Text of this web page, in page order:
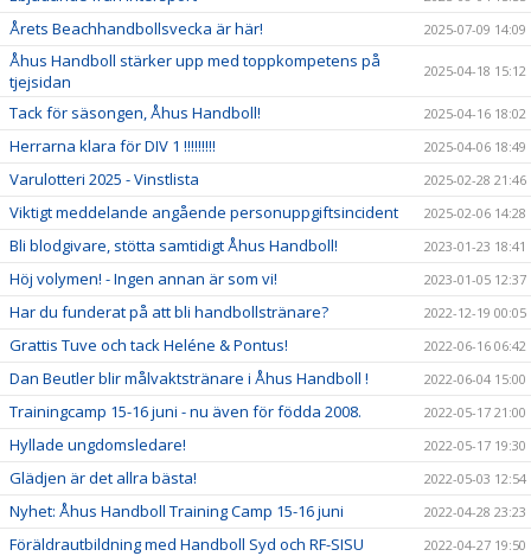
Årets Beachhandbollsvecka är här! 2025-07-09 14:09
Åhus Handboll stärker upp med toppkompetens på
tjejsidan
2025-04-18 15:12
Tack för säsongen, Åhus Handboll! 2025-04-16 18:02
Herrarna klara för DIV 1 !!!!!!!!! 2025-04-06 18:49
Varulotteri 2025 - Vinstlista 2025-02-28 21:46
Viktigt meddelande angående personuppgiftsincident 2025-02-06 14:28
Bli blodgivare, stötta samtidigt Åhus Handboll! 2023-01-23 18:41
Höj volymen! - Ingen annan är som vi! 2023-01-05 12:37
Har du funderat på att bli handbollstränare? 2022-12-19 00:05
Grattis Tuve och tack Heléne & Pontus! 2022-06-16 06:42
Dan Beutler blir målvaktstränare i Åhus Handboll ! 2022-06-04 15:00
Trainingcamp 15-16 juni - nu även för födda 2008. 2022-05-17 21:00
Hyllade ungdomsledare! 2022-05-17 19:30
Glädjen är det allra bästa! 2022-05-03 12:54
Nyhet: Åhus Handboll Training Camp 15-16 juni 2022-04-28 23:23
Föräldrautbildning med Handboll Syd och RF-SISU 2022-04-27 19:50